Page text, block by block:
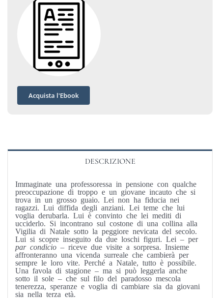
Acquista l'Ebook
DESCRIZIONE
Immaginate una professoressa in pensione con qualche
preoccupazione di troppo e un giovane incauto che si
trova in un grosso guaio. Lei non ha fiducia nei
ragazzi. Lui diffida degli anziani. Lei teme che lui
voglia derubarla. Lui è convinto che lei mediti di
ucciderlo. Si incontrano sul costone di una collina alla
Vigilia di Natale sotto la peggiore nevicata del secolo.
Lui si scopre inseguito da due loschi figuri. Lei – per
par condicio– riceve due visite a sorpresa. Insieme
affronteranno una vicenda surreale che cambierà per
sempre le loro vite. Perché a Natale, tutto è possibile.
Una favola di stagione – ma si può leggerla anche
sotto il sole – che sul filo del paradosso mescola
tenerezza, speranze e voglia di cambiare sia da giovani
sia nella terza età.